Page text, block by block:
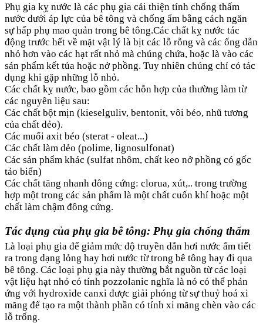
Phụ gia kỵ nước là các phụ gia cải thiện tính chống thấm
nước dưới áp lực của bê tông và chống ẩm bằng cách ngăn
sự hấp phụ mao quản trong bê tông.Các chất kỵ nước tác
động trước hết về mặt vật lý là bịt các lỗ rỗng và các ống dẫn
nhỏ hơn vào các hạt rất nhỏ mà chúng chứa, hoặc là vào các
sản phẩm kết tủa hoặc nở phồng. Tuy nhiên chúng chỉ có tác
dụng khi gặp những lỗ nhỏ.
Các chất kỵ nước, bao gồm các hỗn hợp của thường làm từ
các nguyên liệu sau:
Các chất bột mịn (kieselguliv, bentonit, vôi béo, nhũ tương
của chất dẻo).
Các muối axit béo (sterat - oleat...)
Các chất làm dẻo (polime, lignosulfonat)
Các sản phẩm khác (sulfat nhôm, chất keo nở phồng có gốc
tảo biển)
Các chất tăng nhanh đông cứng: clorua, xút,.. trong trường
hợp một trong các sản phẩm là một chất cuốn khí hoặc một
chất làm chậm đông cứng.
Tác dụng của phụ gia bê tông: Phụ gia chống thấm
Là loại phụ gia để giảm mức độ truyền dẫn hơi nước ẩm tiết
ra trong dạng lỏng hay hơi nước từ trong bê tông hay đi qua
bê tông. Các loại phụ gia này thường bắt nguồn từ các loại
vật liệu hạt nhỏ có tính pozzolanic nghĩa là nó có thể phản
ứng với hydroxide canxi được giải phóng từ sự thuỷ hoá xi
măng để tạo ra một thành phần có tính xi măng chèn vào các
lỗ trống.